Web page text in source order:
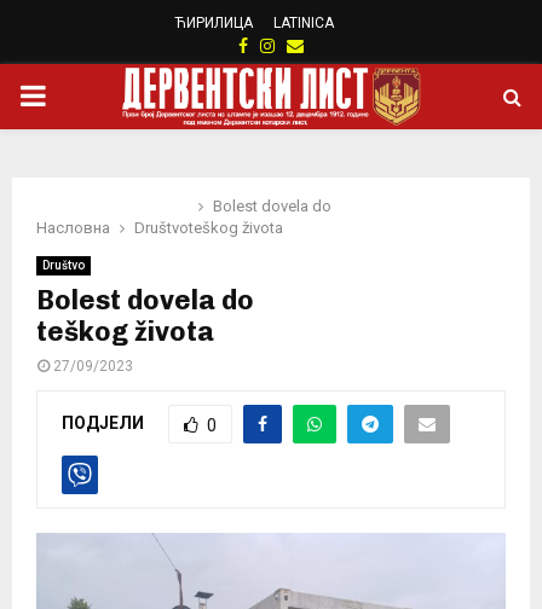
ЋИРИЛИЦА LATINICA
Facebook
Instagram
Email
PRIMARY
Насловна Društvo
Bolest dovela do
teškog života
Društvo
Bolest dovela do
teškog života
27/09/2023
ПОДЈЕЛИ 0